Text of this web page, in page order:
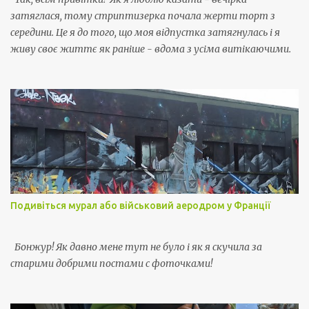
затяглася, тому стриптизерка почала жерти торт з
середини. Це я до того, що моя відпустка затягнулась і я
живу своє життє як раніше - вдома з усіма витікаючими.
Подивіться мурал або військовий аеродром у Франції
Бонжур! Як давно мене тут не було і як я скучила за
старими добрими постами с фоточками!